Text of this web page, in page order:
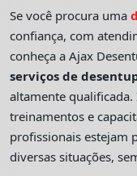
Se você procura uma
confiança, com
conheça a Ajax
serviços de
altamente
treinamentos e
profissionais estejam
diversas situações,